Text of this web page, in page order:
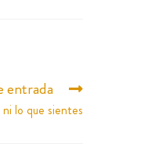
entrada
lo que sientes